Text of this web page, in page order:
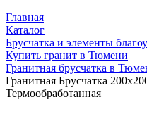
Главная
Каталог
Брусчатка и элементы
Купить гранит в Тюмени
Гранитная брусчатка в
Гранитная Брусчатка
Термообработанная